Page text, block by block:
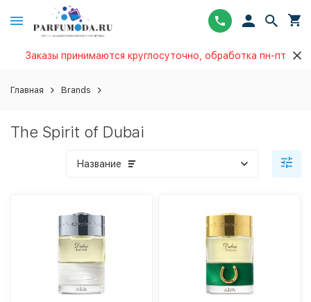
Заказы принимаются круглосуточно, обработка пн-пт
Главная Brands
The Spirit of Dubai
Название